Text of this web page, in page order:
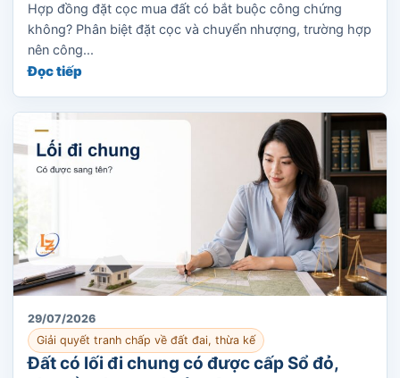
Hợp đồng đặt cọc mua đất có bắt buộc công chứng
không? Phân biệt đặt cọc và chuyển nhượng, trường hợp
nên công...
Đọc tiếp
29/07/2026
Giải quyết tranh chấp về đất đai, thừa kế
Đất có lối đi chung có được cấp Sổ đỏ,